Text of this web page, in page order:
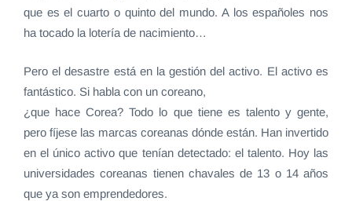
que es el cuarto o quinto del mundo. A los españoles nos
ha tocado la lotería de nacimiento…
Pero el desastre está en la gestión del activo. El activo es
fantástico. Si habla con un coreano,
¿que hace Corea? Todo lo que tiene es talento y gente,
pero fíjese las marcas coreanas dónde están. Han invertido
en el único activo que tenían detectado: el talento. Hoy las
universidades coreanas tienen chavales de 13 o 14 años
que ya son emprendedores.